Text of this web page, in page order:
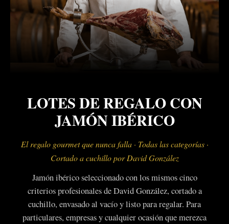
LOTES DE REGALO CON
JAMÓN IBÉRICO
El regalo gourmet que nunca falla · Todas las categorías ·
Cortado a cuchillo por David González
Jamón ibérico seleccionado con los mismos cinco
criterios profesionales de David González, cortado a
cuchillo, envasado al vacío y listo para regalar. Para
particulares, empresas y cualquier ocasión que merezca